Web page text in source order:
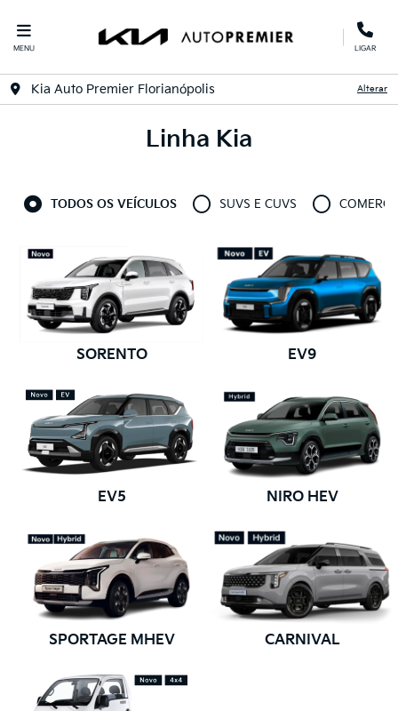
MENU LIGAR
Kia Auto Premier Florianópolis Alterar
Linha Kia
TODOS OS VEÍCULOS SUVS E CUVS
SORENTO EV9
EV5 NIRO HEV
SPORTAGE MHEV CARNIVAL